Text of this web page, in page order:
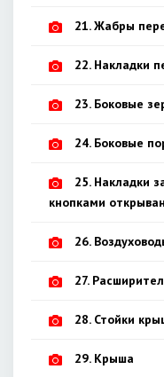
21. Жабры
22. Накладки
23. Боковые
24. Боковые
25. Накладки
кнопками
26.
27.
28. Стойки
29. Крыша